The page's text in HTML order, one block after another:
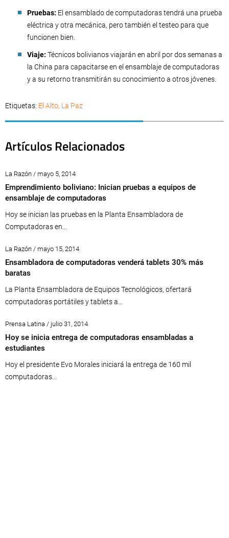
Pruebas: El ensamblado de computadoras tendrá una prueba
eléctrica y otra mecánica, pero también el testeo para que
funcionen bien.
Viaje: Técnicos bolivianos viajarán en abril por dos semanas a
la China para capacitarse en el ensamblaje de computadoras
y a su retorno transmitirán su conocimiento a otros jóvenes.
Etiquetas: El Alto, La Paz
Artículos Relacionados
La Razón / mayo 5, 2014
Emprendimiento boliviano: Inician pruebas a equipos de
ensamblaje de computadoras
Hoy se inician las pruebas en la Planta Ensambladora de
Computadoras en...
La Razón / mayo 15, 2014
Ensambladora de computadoras venderá tablets 30% más
baratas
La Planta Ensambladora de Equipos Tecnológicos, ofertará
computadoras portátiles y tablets a...
Prensa Latina / julio 31, 2014
Hoy se inicia entrega de computadoras ensambladas a
estudiantes
Hoy el presidente Evo Morales iniciará la entrega de 160 mil
computadoras...